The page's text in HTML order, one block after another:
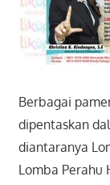
Berbagai
dipentaskan
diantaranya
Lomba Perahu